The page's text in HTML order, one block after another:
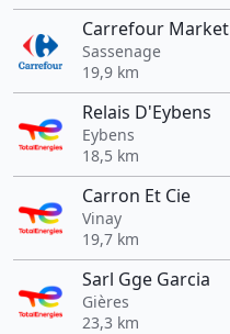
Carrefour Market
Sassenage
19,9 km
Relais D'Eybens
Eybens
18,5 km
Carron Et Cie
Vinay
19,7 km
Sarl Gge Garcia
Gières
23,3 km